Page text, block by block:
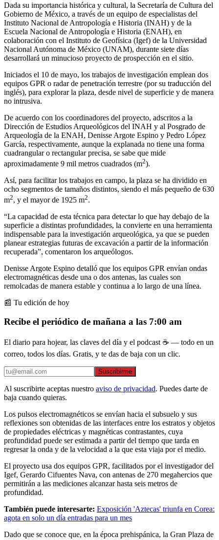
Dada su importancia histórica y cultural, la Secretaría de Cultura del
Gobierno de México, a través de un equipo de especialistas del
Instituto Nacional de Antropología e Historia (INAH) y de la
Escuela Nacional de Antropología e Historia (ENAH), en
colaboración con el Instituto de Geofísica (Igef) de la Universidad
Nacional Autónoma de México (UNAM), durante siete días
desarrollará un minucioso proyecto de prospección en el sitio.
Iniciados el 10 de mayo, los trabajos de investigación emplean dos
equipos GPR o radar de penetración terrestre (por su traducción del
inglés), para explorar la plaza, desde nivel de superficie y de manera
no intrusiva.
De acuerdo con los coordinadores del proyecto, adscritos a la
Dirección de Estudios Arqueológicos del INAH y al Posgrado de
Arqueología de la ENAH, Denisse Argote Espino y Pedro López
García, respectivamente, aunque la explanada no tiene una forma
cuadrangular o rectangular precisa, se sabe que mide
aproximadamente 9 mil metros cuadrados (m2).
Así, para facilitar los trabajos en campo, la plaza se ha dividido en
ocho segmentos de tamaños distintos, siendo el más pequeño de 630
m2, y el mayor de 1925 m2.
“La capacidad de esta técnica para detectar lo que hay debajo de la
superficie a distintas profundidades, la convierte en una herramienta
indispensable para la investigación arqueológica, ya que se pueden
planear estrategias futuras de excavación a partir de la información
recuperada”, comentaron los arqueólogos.
Denisse Argote Espino detalló que los equipos GPR envían ondas
electromagnéticas desde una o dos antenas, las cuales son
remolcadas de manera estable y continua a lo largo de una línea.
📰 Tu edición de hoy
Recibe el periódico de mañana a las 7:00 am
El diario para hojear, las claves del día y el podcast ☕ — todo en un
correo, todos los días. Gratis, y te das de baja con un clic.
Suscribirme
Al suscribirte aceptas nuestro aviso de privacidad. Puedes darte de
baja cuando quieras.
Los pulsos electromagnéticos se envían hacia el subsuelo y sus
reflexiones son obtenidas de las interfaces entre los estratos y objetos
de propiedades eléctricas y magnéticas contrastantes, cuya
profundidad puede ser estimada a partir del tiempo que tarda en
regresar la onda y de la velocidad a la que esta viaja por el medio.
El proyecto usa dos equipos GPR, facilitados por el investigador del
Igef, Gerardo Cifuentes Nava, con antenas de 270 megahercios que
permitirán a las mediciones alcanzar hasta seis metros de
profundidad.
También puede interesarte: Exposición 'Aztecas' triunfa en Corea:
agota en solo un día entradas para un mes
Dado que se conoce que, en la época prehispánica, la Gran Plaza de